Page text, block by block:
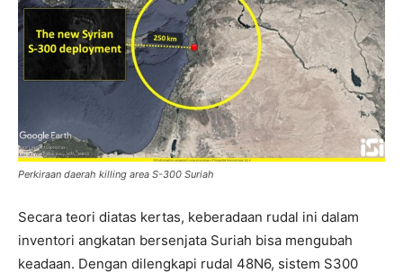
Perkiraan daerah killing area S-300 Suriah
Secara teori diatas kertas, keberadaan rudal ini dalam
inventori angkatan bersenjata Suriah bisa mengubah
keadaan. Dengan dilengkapi rudal 48N6, sistem S300